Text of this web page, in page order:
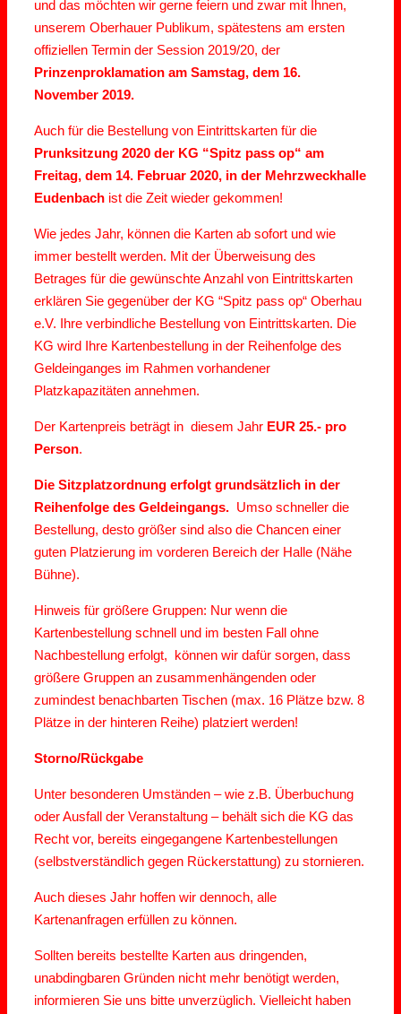
und das möchten wir gerne feiern und zwar mit Ihnen,
unserem Oberhauer Publikum, spätestens am ersten
offiziellen Termin der Session 2019/20, der
Prinzenproklamation am Samstag, dem 16.
November 2019.
Auch für die Bestellung von Eintrittskarten für die
Prunksitzung 2020 der KG “Spitz pass op“ am
Freitag, dem 14. Februar 2020, in der Mehrzweckhalle
Eudenbach ist die Zeit wieder gekommen!
Wie jedes Jahr, können die Karten ab sofort und wie
immer bestellt werden. Mit der Überweisung des
Betrages für die gewünschte Anzahl von Eintrittskarten
erklären Sie gegenüber der KG “Spitz pass op“ Oberhau
e.V. Ihre verbindliche Bestellung von Eintrittskarten. Die
KG wird Ihre Kartenbestellung in der Reihenfolge des
Geldeinganges im Rahmen vorhandener
Platzkapazitäten annehmen.
Der Kartenpreis beträgt in diesem Jahr EUR 25.- pro
Person.
Die Sitzplatzordnung erfolgt grundsätzlich in der
Reihenfolge des Geldeingangs. Umso schneller die
Bestellung, desto größer sind also die Chancen einer
guten Platzierung im vorderen Bereich der Halle (Nähe
Bühne).
Hinweis für größere Gruppen: Nur wenn die
Kartenbestellung schnell und im besten Fall ohne
Nachbestellung erfolgt, können wir dafür sorgen, dass
größere Gruppen an zusammenhängenden oder
zumindest benachbarten Tischen (max. 16 Plätze bzw. 8
Plätze in der hinteren Reihe) platziert werden!
Storno/Rückgabe
Unter besonderen Umständen – wie z.B. Überbuchung
oder Ausfall der Veranstaltung – behält sich die KG das
Recht vor, bereits eingegangene Kartenbestellungen
(selbstverständlich gegen Rückerstattung) zu stornieren.
Auch dieses Jahr hoffen wir dennoch, alle
Kartenanfragen erfüllen zu können.
Sollten bereits bestellte Karten aus dringenden,
unabdingbaren Gründen nicht mehr benötigt werden,
informieren Sie uns bitte unverzüglich. Vielleicht haben